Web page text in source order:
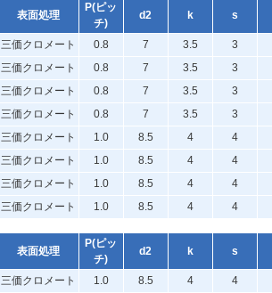
表面処理
P(ピッ
チ)
d2 k s
三価クロメート 0.8 7 3.5
3
三価クロメート 0.8 7 3.5
3
三価クロメート 0.8 7 3.5
3
三価クロメート 0.8 7 3.5
3
三価クロメート 1.0 8.5 4
4
三価クロメート 1.0 8.5 4
4
三価クロメート 1.0 8.5 4
4
三価クロメート 1.0 8.5 4 4
表面処理
P(ピッ
チ)
d2 k s
三価クロメート 1.0 8.5 4 4